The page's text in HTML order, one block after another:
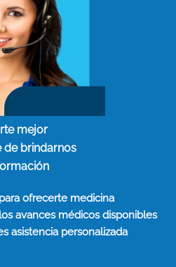
mejor
de brindarnos
ofrecerte medicina
avances médicos disponibles
asistencia personalizada